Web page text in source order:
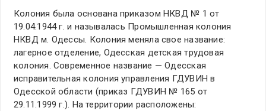
Колония была основана приказом НКВД № 1 от
19.04.1944 г. и называлась Промышленная колония
НКВД м. Одессы. Колония меняла свое название:
лагерное отделение, Одесская детская трудовая
колония. Современное название — Одесская
исправительная колония управления ГДУВИН в
Одесской области (приказ ГДУВИН № 165 от
29.11.1999 г.). На территории расположены: